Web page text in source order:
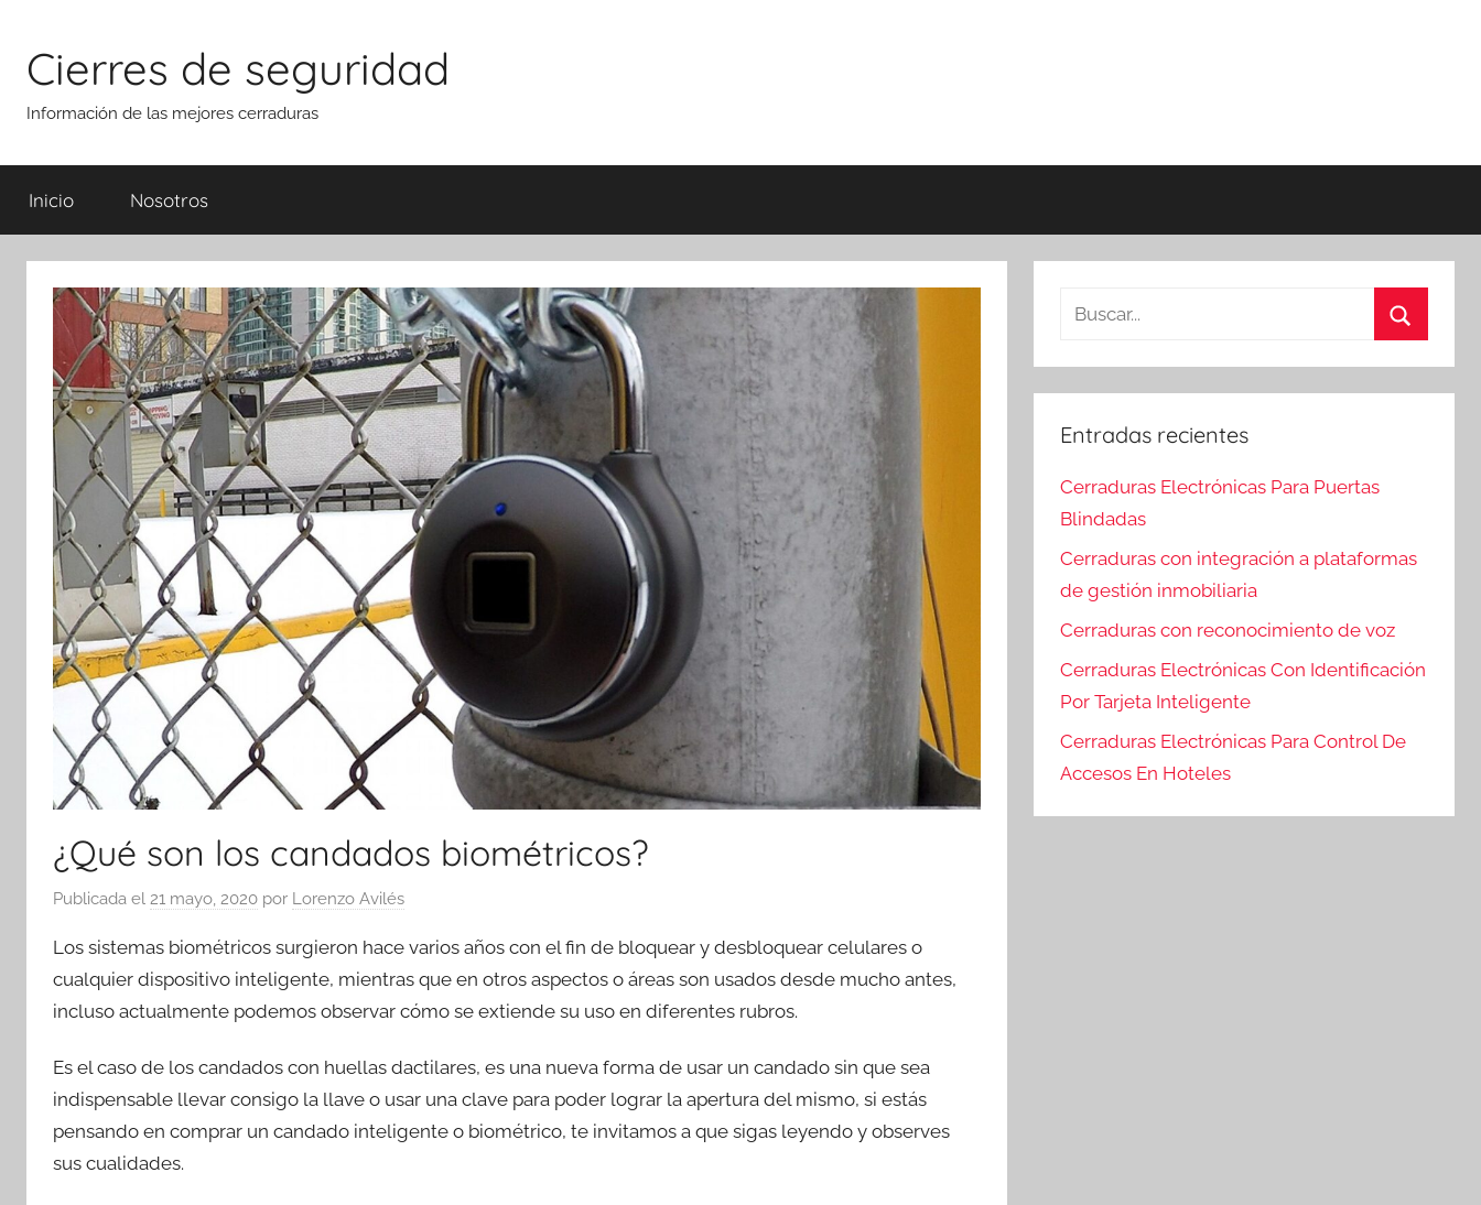
contenido
Cierres de seguridad
Información de las mejores cerraduras
Inicio Nosotros
¿Qué son los candados biométricos?
Publicada el 21 mayo, 2020 por Lorenzo Avilés
Los sistemas biométricos surgieron hace varios años con el fin de bloquear y desbloquear celulares o
cualquier dispositivo inteligente, mientras que en otros aspectos o áreas son usados desde mucho antes,
incluso actualmente podemos observar cómo se extiende su uso en diferentes rubros.
Es el caso de los candados con huellas dactilares, es una nueva forma de usar un candado sin que sea
indispensable llevar consigo la llave o usar una clave para poder lograr la apertura del mismo, si estás
pensando en comprar un candado inteligente o biométrico, te invitamos a que sigas leyendo y observes
sus cualidades.
Buscar:
Entradas recientes
Cerraduras Electrónicas Para Puertas
Blindadas
Cerraduras con integración a plataformas
de gestión inmobiliaria
Cerraduras con reconocimiento de voz
Cerraduras Electrónicas Con Identificación
Por Tarjeta Inteligente
Cerraduras Electrónicas Para Control De
Accesos En Hoteles